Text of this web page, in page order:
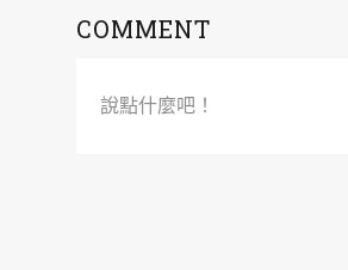
COMMENT
說點什麼吧！